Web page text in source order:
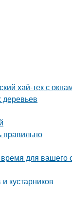
хай-тек с
деревьев
правильно
для вашего
кустарников